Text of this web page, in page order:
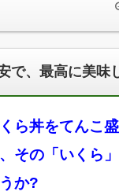
で、最高に美味
くら丼をてん
その「いくら
か?